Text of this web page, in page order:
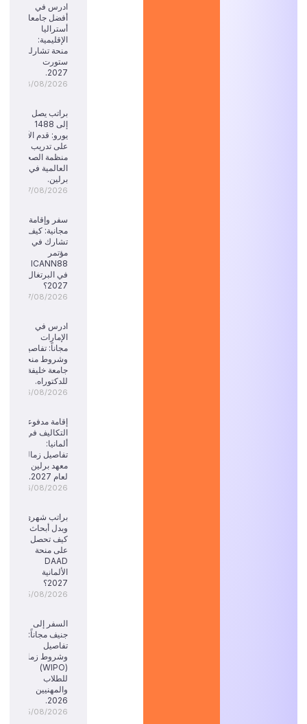
ادرس في
أفضل جامعات
أستراليا
الإقليمية:
منحة تشارلز
ستورت
2027.
08/08/2026
براتب يصل
إلى 1488
يورو: قدم الآن
على تدريب
منظمة الصحة
العالمية في
برلين.
07/08/2026
سفر وإقامة
مجانية: كيف
تشارك في
مؤتمر
ICANN88
في البرتغال
2027؟
07/08/2026
ادرس في
الإمارات
مجاناً: تفاصيل
وشروط منحة
جامعة خليفة
للدكتوراه.
06/08/2026
إقامة مدفوعة
التكاليف في
ألمانيا:
تفاصيل زمالة
معهد برلين
لعام 2027.
06/08/2026
براتب شهري
وبدل أبحاث:
كيف تحصل
على منحة
DAAD
الألمانية
2027؟
05/08/2026
السفر إلى
جنيف مجاناً:
تفاصيل
وشروط زمالة
(WIPO)
للطلاب
والمهنيين
2026.
05/08/2026